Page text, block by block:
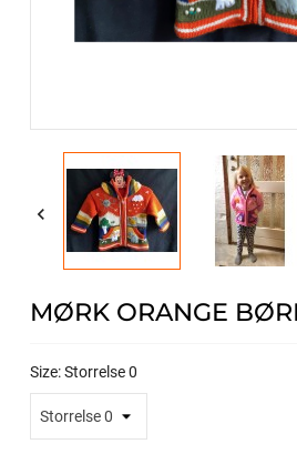

MØRK ORANGE
Size: Storrelse 0